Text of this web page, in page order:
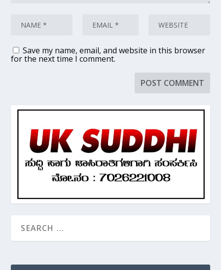
Save my name, email, and website in this browser
for the next time I comment.